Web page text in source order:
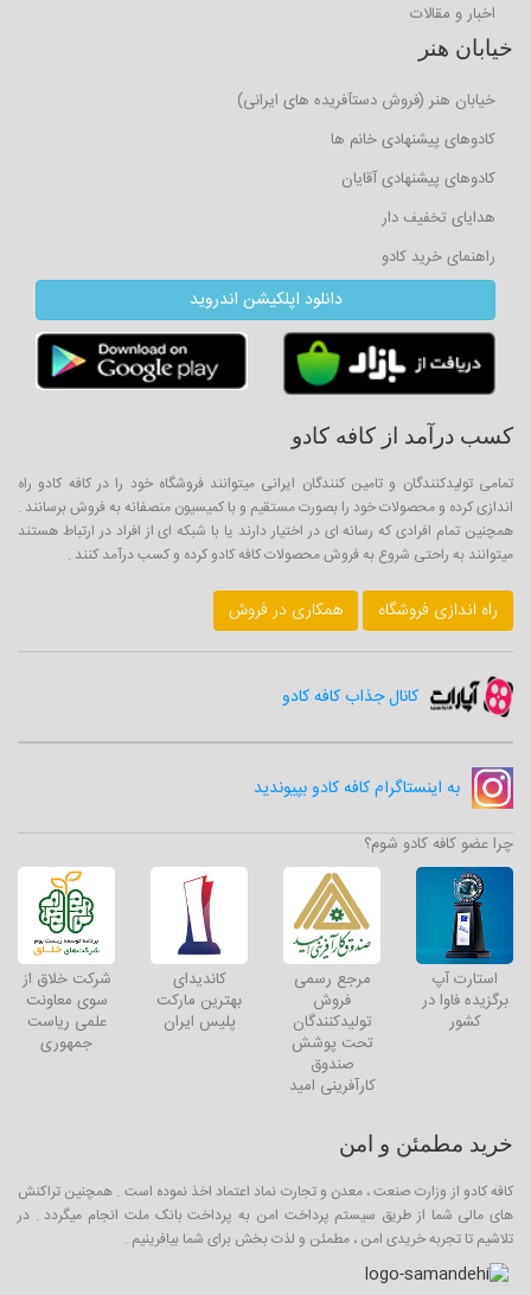
اخبار و مقالات
خیابان هنر
خیابان هنر (فروش دستآفریده های ایرانی)
کادوهای پیشنهادی خانم ها
کادوهای پیشنهادی آقایان
هدایای تخفیف دار
راهنمای خرید کادو
دانلود اپلکیشن اندروید
کسب درآمد از کافه کادو
تمامی تولیدکنندگان و تامین کنندگان ایرانی میتوانند فروشگاه خود را در کافه کادو راه
اندازی کرده و محصولات خود را بصورت مستقیم و با کمیسیون منصفانه به فروش برسانند .
همچنین تمام افرادی که رسانه ای در اختیار دارند یا با شبکه ای از افراد در ارتباط هستند
میتوانند به راحتی شروع به فروش محصولات کافه کادو کرده و کسب درآمد کنند .
راه اندازی فروشگاه همکاری در فروش
به اینستاگرام کافه کادو بپیوندید
کانال جذاب کافه کادو
چرا عضو کافه کادو شوم؟
استارت آپ
برگزیده فاوا در
کشور
مرجع رسمی
فروش
تولیدکنندگان
تحت پوشش
صندوق
کارآفرینی امید
کاندیدای
بهترین مارکت
پلیس ایران
شرکت خلاق از
سوی معاونت
علمی ریاست
جمهوری
خرید مطمئن و امن
کافه کادو از وزارت صنعت ، معدن و تجارت نماد اعتماد اخذ نموده است . همچنین تراکنش
های مالی شما از طریق سیستم پرداخت امن به پرداخت بانک ملت انجام میگردد . در
تلاشیم تا تجربه خریدی امن ، مطمئن و لذت بخش برای شما بیافرینیم .